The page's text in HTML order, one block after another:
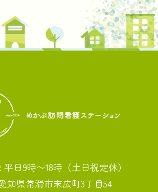
日9時〜18時（土日祝定休）
知県常滑市末広町3丁目54